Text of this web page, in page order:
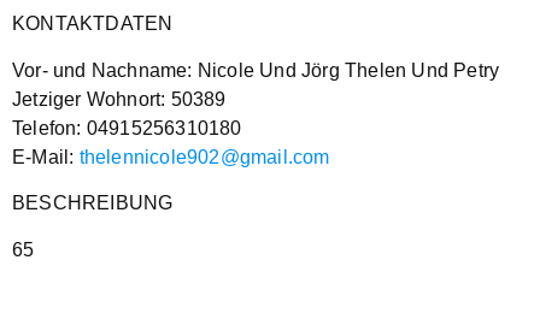
KONTAKTDATEN
Vor- und Nachname: Nicole Und Jörg Thelen Und Petry
Jetziger Wohnort: 50389
Telefon: 04915256310180
E-Mail: thelennicole902@gmail.com
BESCHREIBUNG
65